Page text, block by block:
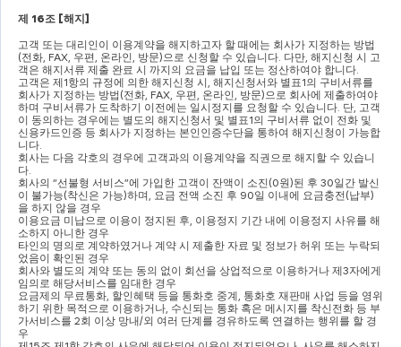
제 16조 [해지]
고객 또는 대리인이 이용계약을 해지하고자 할 때에는 회사가 지정하는 방법
(전화 , FAX, 우편 온라인 방문) 으로 신청할 수 있습니다 다만 해지신청 시 고
객은 해지서류 제출 완료 시 까지의 요금을 납입 또는 정산하여야 합니다
고객은 제1항의 규정에 의한 해지신청 시 해지신청서와 별표1의 구비서류를
회사가 지정하는 방법(전화 , FAX, 우편 온라인 방문) 으로 회사에 제출하여야
하며 구비서류가 도착하기 이전에는 일시정지를 요청할 수 있습니다 단 고객
이 동의하는 경우에는 별도의 해지신청서 및 별표1의 구비서류 없이 전화 및
신용카드인증 등 회사가 지정하는 본인인증수단을 통하여 해지신청이 가능합
니다
회사는 다음 각호의 경우에 고객과의 이용계약을 직권으로 해지할 수 있습니
다
회사의 “선불형 서비스”에 가입한 고객이 잔액이 소진(0원)된 후 30일간 발신
이 불가능(착신은 가능)하며 요금 전액 소진 후 90일 이내에 요금충전(납부)
을 하지 않을 경우
이용요금 미납으로 이용이 정지된 후 이용정지 기간 내에 이용정지 사유를 해
소하지 아니한 경우
타인의 명의로 계약하였거나 계약 시 제출한 자료 및 정보가 허위 또는 누락되
었음이 확인된 경우
회사와 별도의 계약 또는 동의 없이 회선을 상업적으로 이용하거나 제3자에게
임의로 해당서비스를 임대한 경우
요금제의 무료통화 할인혜택 등을 통화호 중계 통화호 재판매 사업 등을 영위
하기 위한 목적으로 이용하거나 수신되는 통화 혹은 메시지를 착신전화 등 부
가서비스를 2회 이상 망내/외 여러 단계를 경유하도록 연결하는 행위를 할 경
우